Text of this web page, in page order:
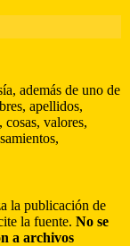
además de uno de
apellidos,
valores,
la publicación de
la fuente. No se
a archivos